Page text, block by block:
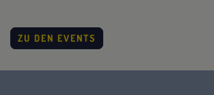
ZU DEN EVENTS